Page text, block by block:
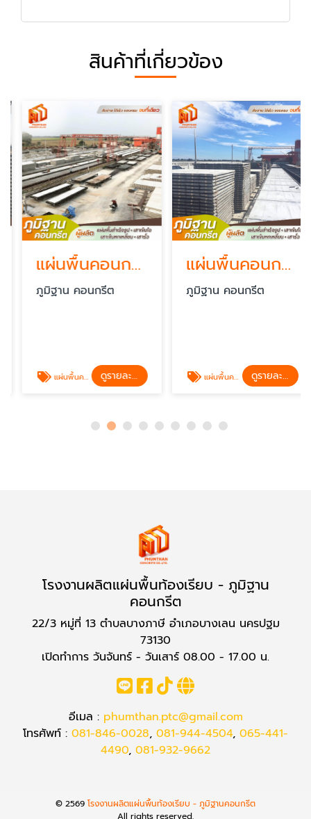
สินค้าที่เกี่ยวข้อง
แผ่นพื้นคอนกรีตท้องเรียบ
ภูมิฐาน คอนกรีต
แผ่นพื้นคอนกรีตท้องเรียบ ดูรายละเอียด
แผ่นพื้นคอนกรีตมาตรฐานโรงงาน
ภูมิฐาน คอนกรีต
แผ่นพื้นคอนกรีตมาตรฐานโรงงาน ดูรายละเอียด
โรงงานผลิตแผ่นพื้นท้องเรียบ - ภูมิฐาน
คอนกรีต
22/3 หมู่ที่ 13 ตำบลบางภาษี อำเภอบางเลน นครปฐม
73130
เปิดทำการ วันจันทร์ - วันเสาร์ 08.00 - 17.00 น.
อีเมล : phumthan.ptc@gmail.com
โทรศัพท์ : 081-846-0028, 081-944-4504, 065-441-
4490, 081-932-9662
© 2569 โรงงานผลิตแผ่นพื้นท้องเรียบ - ภูมิฐานคอนกรีต
All rights reserved.